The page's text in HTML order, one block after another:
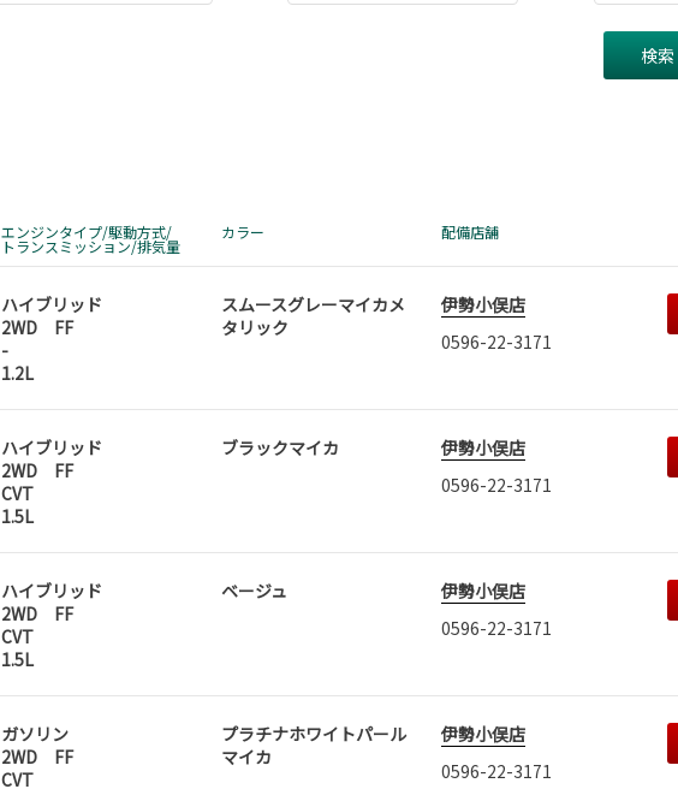
検索
エンジンタイプ/駆動方式/
トランスミッション/排気量
カラー 配備店舗
ハイブリッド
2WD FF
-
1.2L
スムースグレーマイカメ
タリック
伊勢小俣店
0596-22-3171
ハイブリッド
2WD FF
CVT
1.5L
ブラックマイカ
伊勢小俣店
0596-22-3171
ハイブリッド
2WD FF
CVT
1.5L
ベージュ
伊勢小俣店
0596-22-3171
ガソリン
2WD FF
CVT
プラチナホワイトパール
マイカ
伊勢小俣店
0596-22-3171